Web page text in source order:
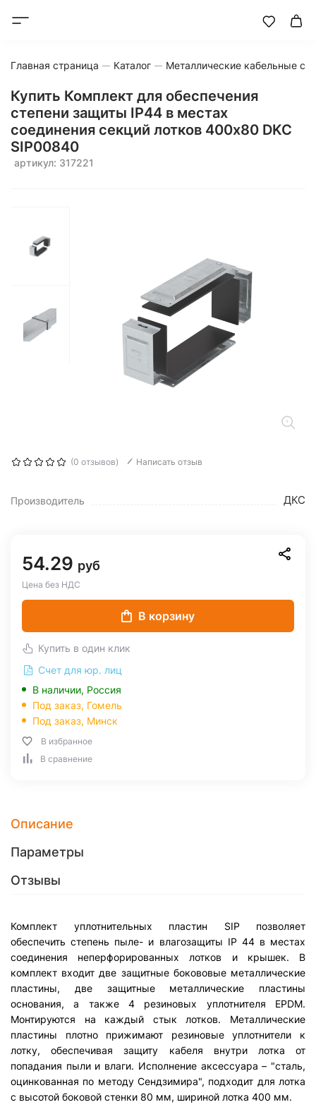
Главная страница Каталог Металлические кабельные
Купить Комплект для обеспечения
степени защиты IP44 в местах
соединения секций лотков 400х80 DKC
SIP00840
артикул: 317221
(0 отзывов) Написать отзыв
Производитель ДКС
54.29 руб
Цена без НДС
В корзину
Купить в один клик
Счет для юр. лиц
В наличии, Россия
Под заказ, Гомель
Под заказ, Минск
В избранное
В сравнение
Описание
Параметры
Отзывы
Комплект уплотнительных пластин SIP позволяет
обеспечить степень пыле- и влагозащиты IP 44 в местах
соединения неперфорированных лотков и крышек. В
комплект входит две защитные бокововые металлические
пластины, две защитные металлические пластины
основания, а также 4 резиновых уплотнителя EPDM.
Монтируются на каждый стык лотков. Металлические
пластины плотно прижимают резиновые уплотнители к
лотку, обеспечивая защиту кабеля внутри лотка от
попадания пыли и влаги. Исполнение аксессуара – "сталь,
оцинкованная по методу Сендзимира", подходит для лотка
с высотой боковой стенки 80 мм, шириной лотка 400 мм.